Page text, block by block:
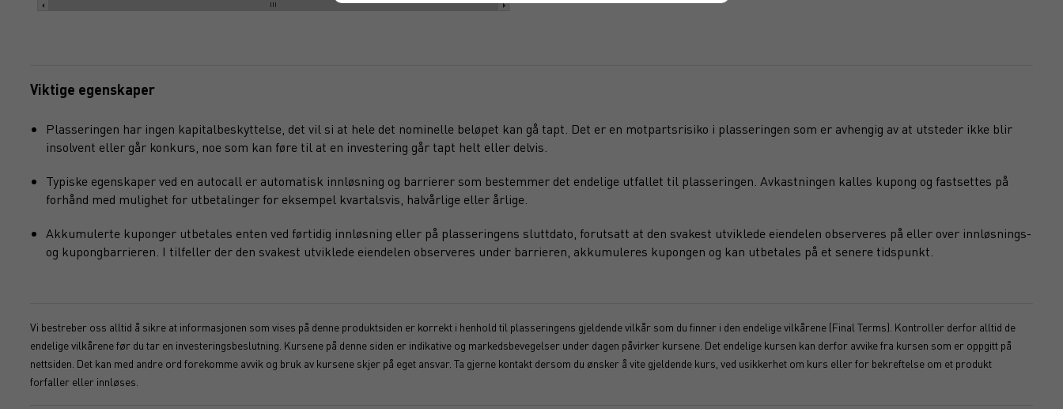
Viktige egenskaper
Plasseringen har ingen kapitalbeskyttelse, det vil si at hele det nominelle beløpet kan gå tapt. Det er en motpartsrisiko i plasseringen som er avhengig av at utsteder ikke blir
insolvent eller går konkurs, noe som kan føre til at en investering går tapt helt eller delvis.
Typiske egenskaper ved en autocall er automatisk innløsning og barrierer som bestemmer det endelige utfallet til plasseringen. Avkastningen kalles kupong og fastsettes på
forhånd med mulighet for utbetalinger for eksempel kvartalsvis, halvårlige eller årlige.
Akkumulerte kuponger utbetales enten ved førtidig innløsning eller på plasseringens sluttdato, forutsatt at den svakest utviklede eiendelen observeres på eller over innløsnings-
og kupongbarrieren. I tilfeller der den svakest utviklede eiendelen observeres under barrieren, akkumuleres kupongen og kan utbetales på et senere tidspunkt.
Vi bestreber oss alltid å sikre at informasjonen som vises på denne produktsiden er korrekt i henhold til plasseringens gjeldende vilkår som du finner i den endelige vilkårene (Final Terms). Kontroller derfor alltid de
endelige vilkårene før du tar en investeringsbeslutning. Kursene på denne siden er indikative og markedsbevegelser under dagen påvirker kursene. Det endelige kursen kan derfor avvike fra kursen som er oppgitt på
nettsiden. Det kan med andre ord forekomme avvik og bruk av kursene skjer på eget ansvar. Ta gjerne kontakt dersom du ønsker å vite gjeldende kurs, ved usikkerhet om kurs eller for bekreftelse om et produkt
forfaller eller innløses.